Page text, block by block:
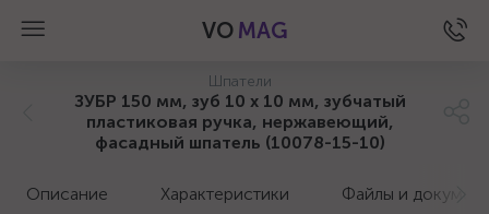
VO MAG
Шпатели
ЗУБР 150 мм, зуб 10 х 10 мм, зубчатый
пластиковая ручка, нержавеющий,
фасадный шпатель (10078-15-10)
Описание Характеристики Файлы и